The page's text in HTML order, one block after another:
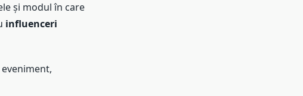
și modul în care
influenceri